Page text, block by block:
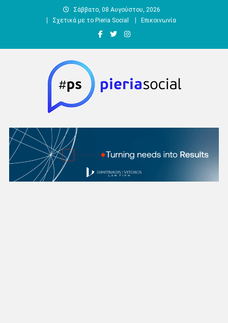
Σάββατο, 08 Αυγούστου, 2026
Σχετικά με το Pieria Social
Επικοινωνία
Pieria Social